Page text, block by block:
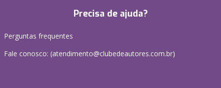
Precisa de ajuda?
Perguntas frequentes
Fale conosco: (atendimento@clubedeautores.com.br)